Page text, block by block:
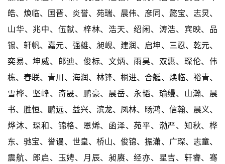
皓、焕临、国晋、炎誉、苑瑞、晨伟、彦同、懿宝、志炅、
山华、兆中、伍献、梓林、浩天、绍闲、涛浩、宾映、品
锡、轩帆、嘉元、强雄、昶岘、建润、启坤、三忍、乾元、
奕易、坤威、郎迪、俊标、文炳、雨昊、双惠、琛伦、伟
栋、春联、青川、海润、林锋、桐进、合艇、焕临、裕青、
雪桦、坚峰、奇晟、鹏豪、晨岳、永韬、瑜缦、山瀚、晨
书、胜恒、鹏远、益兴、滨龙、凤林、旸鸿、信翰、晨义、
烨沐、琛和、锦格、恩烯、函泽、苑平、渤严、知秋、桦
东、驰宝、誉谩、世皇、桥山、俊锦、振潇、广琛、志童、
震航、郎启、玉娉、月辰、昶赓、经亦、星吉、轩睿、骞